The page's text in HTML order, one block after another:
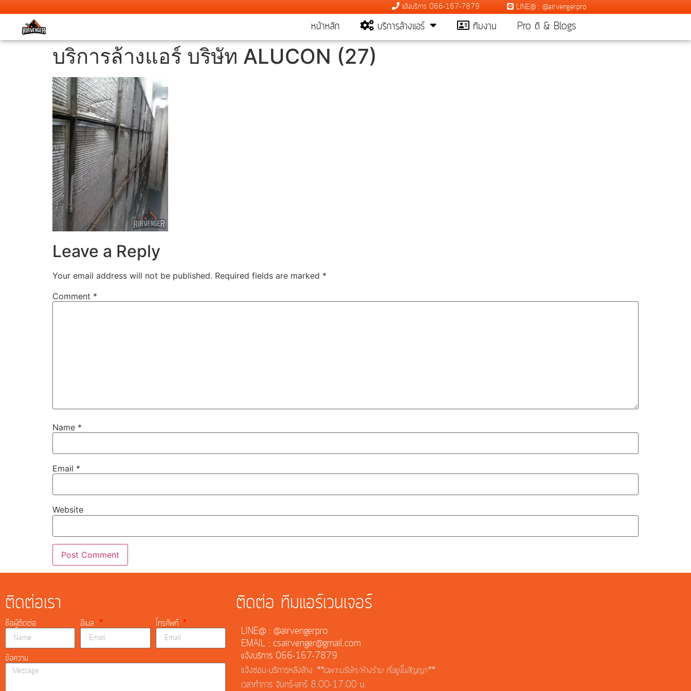
แจ้งบริการ 066-167-7879 LINE@ : @airvengerpro
หน้าหลัก บริการล้างแอร์ ทีมงาน Pro ดี & Blogs
บริการล้างแอร์ บริษัท ALUCON (27)
Leave a Reply
Your email address will not be published. Required fields are marked *
Comment *
Name *
Email *
Website
ติดต่อเรา
ชื่อผู้ติดต่อ อีเมล โทรศัพท์
ข้อความ
ติดต่อ ทีมแอร์เวนเจอร์
LINE@ : @airvengerpro
EMAIL : csairvenger@gmail.com
แจ้งบริการ 066-167-7879
แจ้งซ่อม-บริการหลังล้าง **เฉพาะบริษัท/ห้างร้าน ที่อยู่ในสัญญา**
เวลาทำการ จันทร์-เสาร์ 8.00-17.00 น.